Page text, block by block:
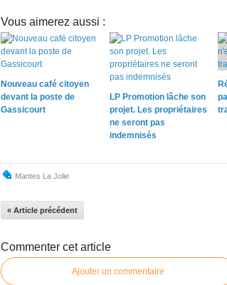
Vous aimerez aussi :
Nouveau café citoyen
devant la poste de
Gassicourt
LP Promotion lâche son
projet. Les propriétaires
ne seront pas
indemnisés
Mantes La Jolie
« Article précédent
Commenter cet article
Ajouter un commentaire